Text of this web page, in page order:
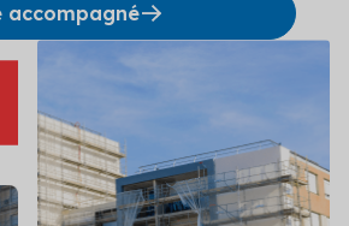
(3)
votre projet énergétique
experts
accompagné